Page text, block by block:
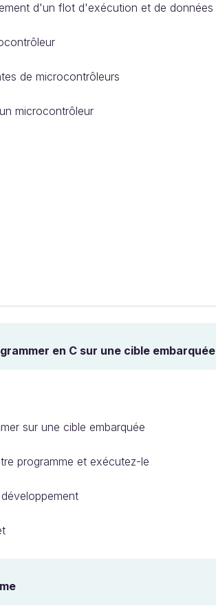
d'un flot d'exécution et de données
de microcontrôleurs
microcontrôleur
en C sur une cible embarquée
sur une cible embarquée
programme et exécutez-le